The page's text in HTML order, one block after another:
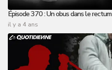
Épisode 370 : Un obus dans le rectum
il y a 4 ans